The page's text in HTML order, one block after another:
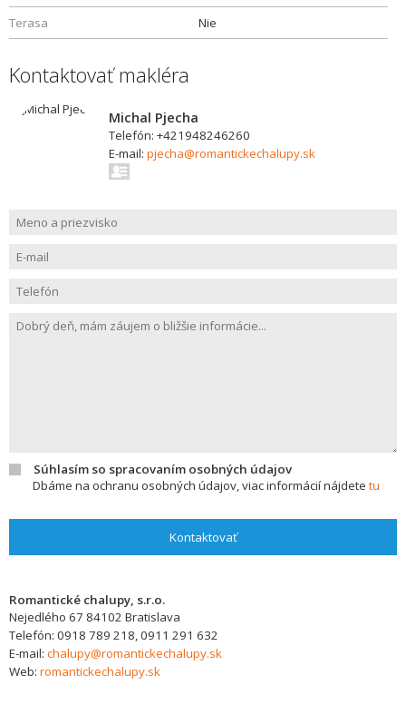
Terasa
Nie
Kontaktovať makléra
Michal Pjecha
Telefón: +421948246260
E-mail: pjecha@romantickechalupy.sk
Súhlasím so spracovaním osobných údajov
Dbáme na ochranu osobných údajov, viac informácií nájdete tu
Kontaktovať
Romantické chalupy, s.r.o.
Nejedlého 67 84102 Bratislava
Telefón: 0918 789 218, 0911 291 632
E-mail: chalupy@romantickechalupy.sk
Web: romantickechalupy.sk